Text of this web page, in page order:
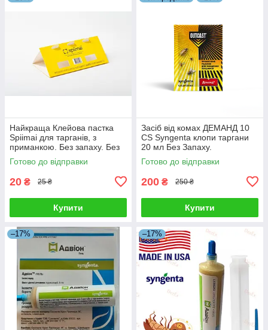
Найкраща Клейова пастка
Spiimai для тарганів, з
приманкою. Без запаху. Без
хімії.
Готово до відправки
20 ₴ 25 ₴
Купити
Засіб від комах ДЕМАНД 10
CS Syngenta клопи таргани
20 мл Без Запаху.
Готово до відправки
200 ₴ 250 ₴
Купити
–17% –17%